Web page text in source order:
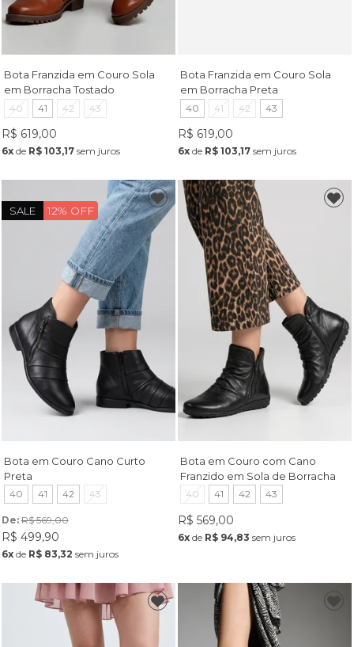
Bota Franzida em Couro Sola
em Borracha Tostado
40 41 42 43
R$ 619,00
6xde R$ 103,17sem juros
Bota Franzida em Couro Sola
em Borracha Preta
40 41 42 43
R$ 619,00
6x de R$ 103,17 sem juros
SALE 12% OFF
Bota em Couro Cano Curto
Preta
40 41 42 43
De: R$ 569,00
R$ 499,90
6xde R$ 83,32 sem juros
Bota em Couro com Cano
Franzido em Sola de Borracha
Preto
40 41 42 43
R$ 569,00
6x de R$ 94,83 sem juros